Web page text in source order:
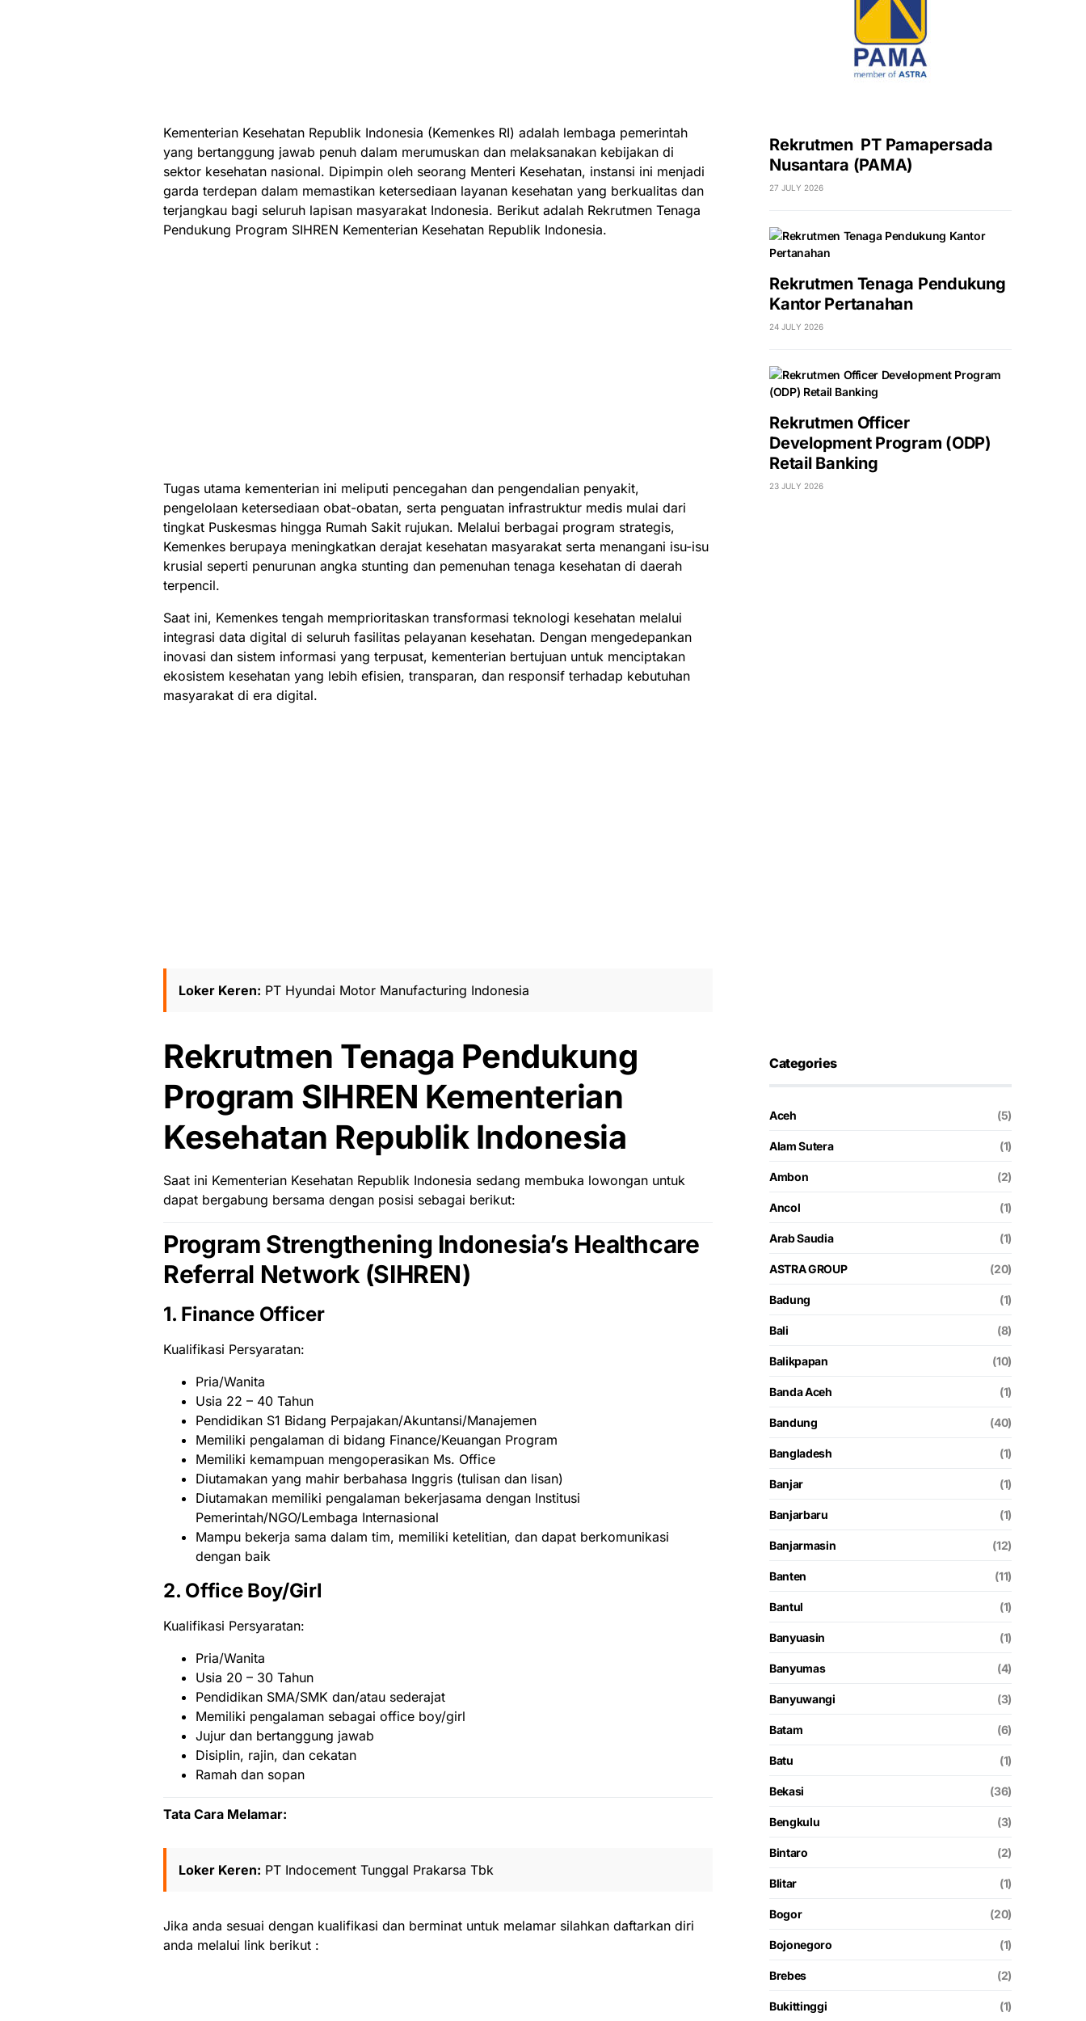
Kementerian Kesehatan Republik Indonesia (Kemenkes RI) adalah lembaga pemerintah
yang bertanggung jawab penuh dalam merumuskan dan melaksanakan kebijakan di
sektor kesehatan nasional. Dipimpin oleh seorang Menteri Kesehatan, instansi ini menjadi
garda terdepan dalam memastikan ketersediaan layanan kesehatan yang berkualitas dan
terjangkau bagi seluruh lapisan masyarakat Indonesia. Berikut adalah Rekrutmen Tenaga
Pendukung Program SIHREN Kementerian Kesehatan Republik Indonesia.
Tugas utama kementerian ini meliputi pencegahan dan pengendalian penyakit,
pengelolaan ketersediaan obat-obatan, serta penguatan infrastruktur medis mulai dari
tingkat Puskesmas hingga Rumah Sakit rujukan. Melalui berbagai program strategis,
Kemenkes berupaya meningkatkan derajat kesehatan masyarakat serta menangani isu-isu
krusial seperti penurunan angka stunting dan pemenuhan tenaga kesehatan di daerah
terpencil.
Saat ini, Kemenkes tengah memprioritaskan transformasi teknologi kesehatan melalui
integrasi data digital di seluruh fasilitas pelayanan kesehatan. Dengan mengedepankan
inovasi dan sistem informasi yang terpusat, kementerian bertujuan untuk menciptakan
ekosistem kesehatan yang lebih efisien, transparan, dan responsif terhadap kebutuhan
masyarakat di era digital.
Loker Keren: PT Hyundai Motor Manufacturing Indonesia
Rekrutmen Tenaga Pendukung
Program SIHREN Kementerian
Kesehatan Republik Indonesia
Saat ini Kementerian Kesehatan Republik Indonesia sedang membuka lowongan untuk
dapat bergabung bersama dengan posisi sebagai berikut:
Program Strengthening Indonesia’s Healthcare
Referral Network (SIHREN)
1. Finance Officer
Kualifikasi Persyaratan:
Pria/Wanita
Usia 22 – 40 Tahun
Pendidikan S1 Bidang Perpajakan/Akuntansi/Manajemen
Memiliki pengalaman di bidang Finance/Keuangan Program
Memiliki kemampuan mengoperasikan Ms. Office
Diutamakan yang mahir berbahasa Inggris (tulisan dan lisan)
Diutamakan memiliki pengalaman bekerjasama dengan Institusi
Pemerintah/NGO/Lembaga Internasional
Mampu bekerja sama dalam tim, memiliki ketelitian, dan dapat berkomunikasi
dengan baik
2. Office Boy/Girl
Kualifikasi Persyaratan:
Pria/Wanita
Usia 20 – 30 Tahun
Pendidikan SMA/SMK dan/atau sederajat
Memiliki pengalaman sebagai office boy/girl
Jujur dan bertanggung jawab
Disiplin, rajin, dan cekatan
Ramah dan sopan
Tata Cara Melamar:
Loker Keren: PT Indocement Tunggal Prakarsa Tbk
Jika anda sesuai dengan kualifikasi dan berminat untuk melamar silahkan daftarkan diri
anda melalui link berikut :
Rekrutmen PT Pamapersada
Nusantara (PAMA)
27 JULY 2026
Rekrutmen Tenaga Pendukung
Kantor Pertanahan
24 JULY 2026
Rekrutmen Officer
Development Program (ODP)
Retail Banking
23 JULY 2026
Categories
Aceh (5)
Alam Sutera (1)
Ambon (2)
Ancol (1)
Arab Saudia (1)
ASTRA GROUP (20)
Badung (1)
Bali (8)
Balikpapan (10)
Banda Aceh (1)
Bandung (40)
Bangladesh (1)
Banjar (1)
Banjarbaru (1)
Banjarmasin (12)
Banten (11)
Bantul (1)
Banyuasin (1)
Banyumas (4)
Banyuwangi (3)
Batam (6)
Batu (1)
Bekasi (36)
Bengkulu (3)
Bintaro (2)
Blitar (1)
Bogor (20)
Bojonegoro (1)
Brebes (2)
Bukittinggi (1)